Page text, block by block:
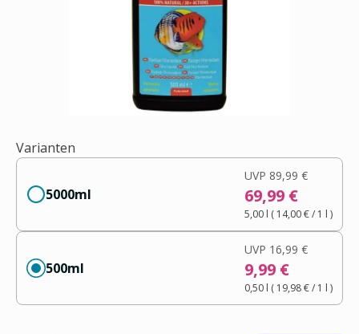
Varianten
5000ml
UVP 89,99 €
69,99 €
5,00 l ( 14,00 €/ 1 l )
500ml
UVP 16,99 €
9,99 €
0,50 l ( 19,98 €/ 1 l )